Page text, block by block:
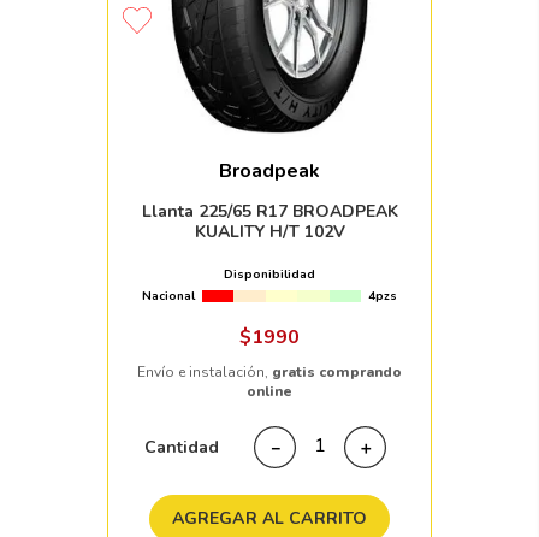
Broadpeak
Llanta 225/65 R17 BROADPEAK
KUALITY H/T 102V
Disponibilidad
Nacional
4pzs
$1990
Envío e instalación, gratis comprando
online
Cantidad ＋
－
AGREGAR AL CARRITO